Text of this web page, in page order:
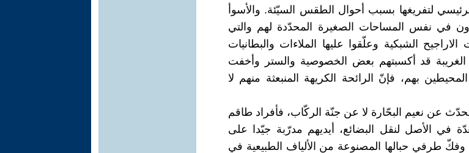
لتفريغها بسبب أحوال الطقس السيّئة. والأسوأ
في نفس المساحات الصغيرة المحدّدة لهم والتي
الشبكية وعلّقوا عليها الملاءات والبطانيات
الغريبة قد أكسبتهم بعض الخصوصية والستر وأخفت
بهم، فإنّ الرائحة الكريهة المنبعثة منهم لا
عن نعيم البحّارة لا عن جنّة الركّاب، فأفراد طاقم
في الأصل لنقل البضائع، أيديهم مدرّبة جيّدا على
طرفي حبالها المصنوعة من الألياف الطبيعية في